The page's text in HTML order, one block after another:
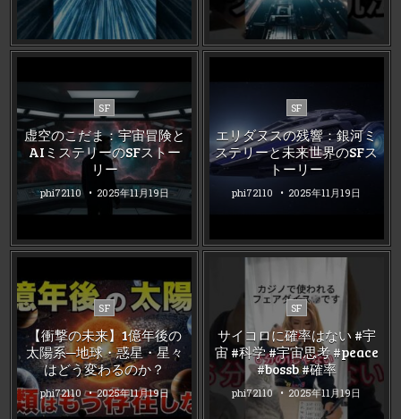
Posted
in
SF
虚空のこだま：宇宙冒険と
AIミステリーのSFストー
リー
phi72110 2025年11月19日
Posted
in
SF
エリダヌスの残響：銀河ミ
ステリーと未来世界のSFス
トーリー
phi72110 2025年11月19日
Posted
in
SF
【衝撃の未来】1億年後の
太陽系─地球・惑星・星々
はどう変わるのか？
phi72110 2025年11月19日
Posted
in
SF
サイコロに確率はない #宇
宙 #科学 #宇宙思考 #peace
#bossb #確率
phi72110 2025年11月19日